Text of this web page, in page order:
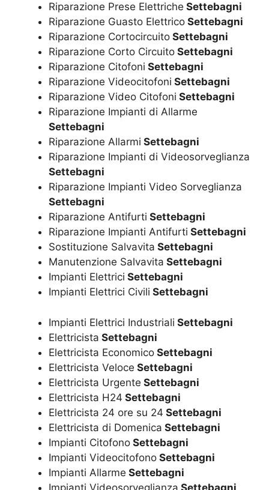
Riparazione Prese Elettriche Settebagni
Riparazione Guasto Elettrico Settebagni
Riparazione Cortocircuito Settebagni
Riparazione Corto Circuito Settebagni
Riparazione Citofoni Settebagni
Riparazione Videocitofoni Settebagni
Riparazione Video Citofoni Settebagni
Riparazione Impianti di Allarme
Settebagni
Riparazione Allarmi Settebagni
Riparazione Impianti di Videosorveglianza
Settebagni
Riparazione Impianti Video Sorveglianza
Settebagni
Riparazione Antifurti Settebagni
Riparazione Impianti Antifurti Settebagni
Sostituzione Salvavita Settebagni
Manutenzione Salvavita Settebagni
Impianti Elettrici Settebagni
Impianti Elettrici Civili Settebagni
Impianti Elettrici Industriali Settebagni
Elettricista Settebagni
Elettricista Economico Settebagni
Elettricista Veloce Settebagni
Elettricista Urgente Settebagni
Elettricista H24 Settebagni
Elettricista 24 ore su 24 Settebagni
Elettricista di Domenica Settebagni
Impianti Citofono Settebagni
Impianti Videocitofono Settebagni
Impianti Allarme Settebagni
Impianti Videosorveglianza Settebagni